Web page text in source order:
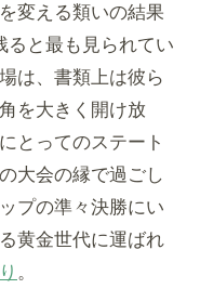
変える類いの結果
ると最も見られてい
は、書類上は彼ら
を大きく開け放
とってのステート
大会の縁で過ごし
プの準々決勝にい
黄金世代に運ばれ
。